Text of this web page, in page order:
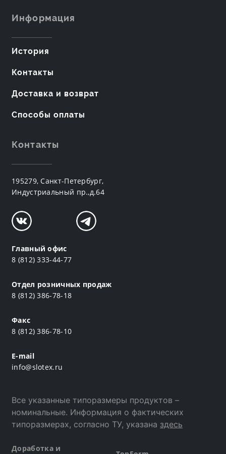
Информация
История
Контакты
Доставка и возврат
Способы оплаты
Контакты
195279, Санкт-Петербург,
Индустриальный пр.,д.64
Главный офис
8 (812) 333-44-77
Отдел розничных продаж
8 (812) 386-78-18
Факс
8 (812) 386-78-10
E-mail
info@slotex.ru
Все указанные типоразмеры продуктов –
номинальные. Информация о фактических
типоразмерах, согласно ТУ, указана здесь
Доработка и